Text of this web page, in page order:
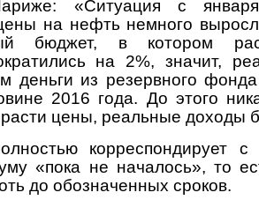
«Ситуация с
на нефть немного
бюджет, в котором
на 2%, значит,
деньги из резервного фонда
2016 года. До этого
расти цены, реальные доходы
корреспондирует
«пока не началось», то
до обозначенных сроков.